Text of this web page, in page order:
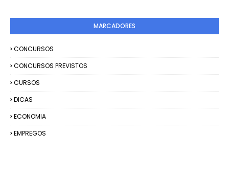
MARCADORES
CONCURSOS
CONCURSOS PREVISTOS
CURSOS
DICAS
ECONOMIA
EMPREGOS